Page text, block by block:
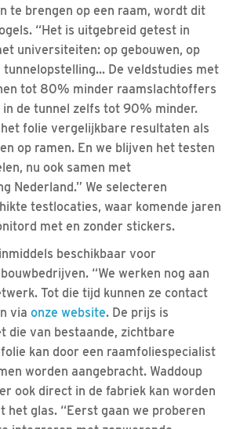
te brengen op een raam, wordt dit
“Het is uitgebreid getest in
universiteiten: op gebouwen, op
tunnelopstelling... De veldstudies met
tot 80% minder raamslachtoffers
in de tunnel zelfs tot 90% minder.
folie vergelijkbare resultaten als
op ramen. En we blijven het testen
nu ook samen met
Nederland.” We selecteren
testlocaties, waar komende jaren
met en zonder stickers.
beschikbaar voor
“We werken nog aan
Tot die tijd kunnen ze contact
via onze website. De prijs is
die van bestaande, zichtbare
kan door een raamfoliespecialist
worden aangebracht. Waddoup
ook direct in de fabriek kan worden
het glas. “Eerst gaan we proberen